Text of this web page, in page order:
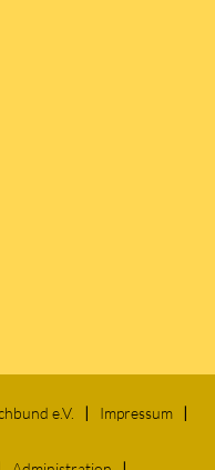
e.V. Impressum